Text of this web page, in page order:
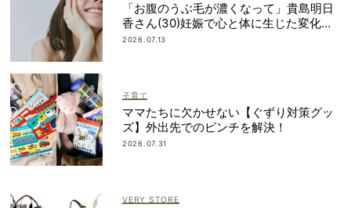
「お腹のうぶ毛が濃くなって」貴島明日
香さん(30)妊娠で心と体に生じた変化も
「愛しいです」
2026.07.13
子育て
ママたちに欠かせない【ぐずり対策グッ
ズ】外出先でのピンチを解決！
2026.07.31
VERY STORE